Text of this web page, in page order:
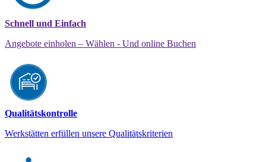
Schnell und Einfach
Angebote einholen – Wählen - Und online Buchen
Qualitätskontrolle
Werkstätten erfüllen unsere Qualitätskriterien